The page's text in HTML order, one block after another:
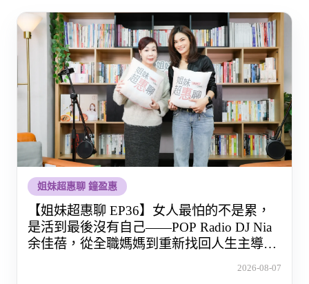
姐妹超惠聊 鐘盈惠
【姐妹超惠聊 EP36】女人最怕的不是累，
是活到最後沒有自己——POP Radio DJ Nia
余佳蓓，從全職媽媽到重新找回人生主導權
2026-08-07